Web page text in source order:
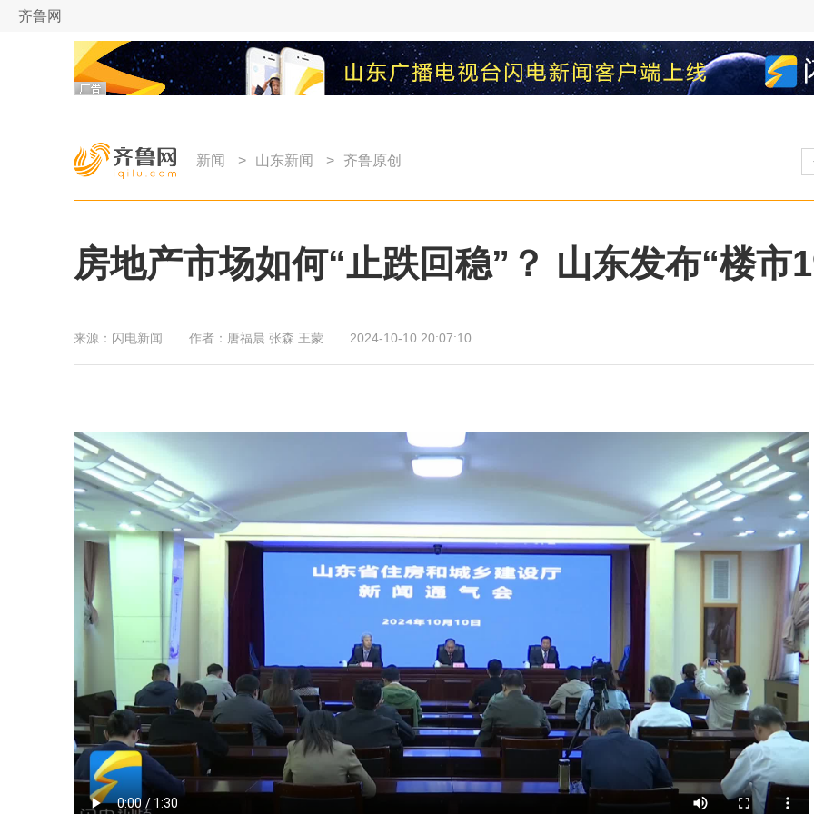
齐鲁网
新闻 > 山东新闻 > 齐鲁原创
房地产市场如何“止跌回稳”？ 山东发布“楼市
来源： 闪电新闻 作者： 唐福晨 张森 王蒙 2024-10-10 20:07:10